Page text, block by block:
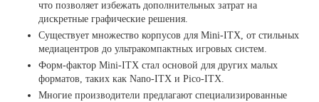
что позволяет избежать дополнительных затрат на
дискретные графические решения.
Существует множество корпусов для Mini-ITX, от стильных
медиацентров до ультракомпактных игровых систем.
Форм-фактор Mini-ITX стал основой для других малых
форматов, таких как Nano-ITX и Pico-ITX.
Многие производители предлагают специализированные